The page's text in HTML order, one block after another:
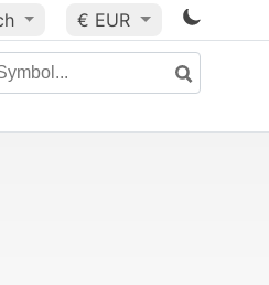
€ EUR